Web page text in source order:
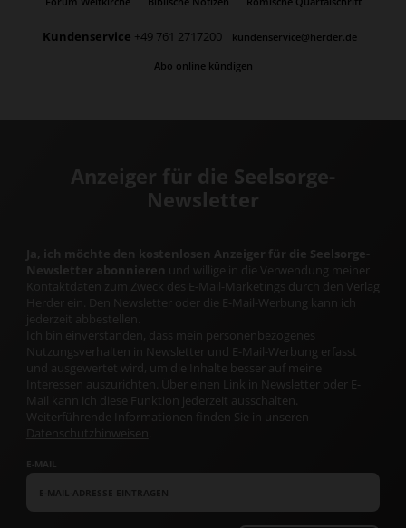
Kundenservice +49 761 2717200 kundenservice@herder.de
Abo online kündigen
Anzeiger für die Seelsorge-
Newsletter
Ja, ich möchte den kostenlosen Anzeiger für die Seelsorge-
Newsletter abonnieren und willige in die Verwendung meiner
Kontaktdaten zum Zweck des E-Mail-Marketings durch den Verlag
Herder ein. Den Newsletter oder die E-Mail-Werbung kann ich
jederzeit abbestellen.
Ich bin einverstanden, dass mein personenbezogenes
Nutzungsverhalten in Newsletter und E-Mail-Werbung erfasst
und ausgewertet wird, um die Inhalte besser auf meine
Interessen auszurichten. Über einen Link in Newsletter oder E-
Mail kann ich diese Funktion jederzeit ausschalten.
Weiterführende Informationen finden Sie in unseren
Datenschutzhinweisen
E-MAIL